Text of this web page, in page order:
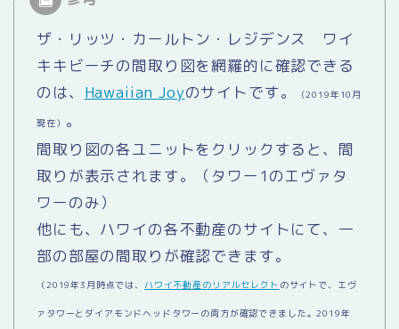
ザ・リッツ・カールトン・レジデンス ワイ
キキビーチの間取り図を網羅的に確認できる
のは、 Hawaiian Joyのサイトです。 （2019年10月
現在） 。
間取り図の各ユニットをクリックすると、間
取りが表示されます。（タワー1のエヴァタ
ワーのみ）
他にも、ハワイの各不動産のサイトにて、一
部の部屋の間取りが確認できます。
（2019年3月時点では、 ハワイ不動産のリアルセレクト のサイトで、エヴ
ァタワーとダイアモンドヘッドタワーの両方が確認できました。2019年